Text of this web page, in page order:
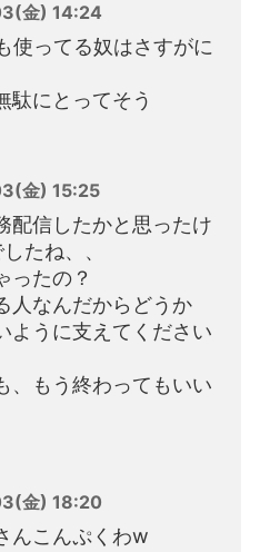
金) 14:24
使ってる奴はさすがに
駄にとってそう
金) 15:25
配信したかと思ったけ
たね、、
ったの？
人なんだからどうか
ように支えてください
、もう終わってもいい
金) 18:20
んこんぷくわw